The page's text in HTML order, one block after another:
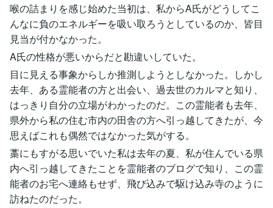
喉の詰まりを感じ始めた当初は、私からA氏がどうしてこ
んなに負のエネルギーを吸い取ろうとしているのか、皆目
見当が付かなかった。
A氏の性格が悪いからだと勘違いしていた。
目に見える事象からしか推測しようとしなかった。しかし
去年、ある霊能者の方と出会い、過去世のカルマと知り、
はっきり自分の立場がわかったのだ。この霊能者も去年、
県外から私の住む市内の田舎の方へ引っ越してきたが、今
思えばこれも偶然ではなかった気がする。
藁にもすがる思いでいた私は去年の夏、私が住んでいる県
内へ引っ越してきたことを霊能者のブログで知り、この霊
能者のお宅へ連絡もせず、飛び込みで駆け込み寺のように
訪ねたのだった。